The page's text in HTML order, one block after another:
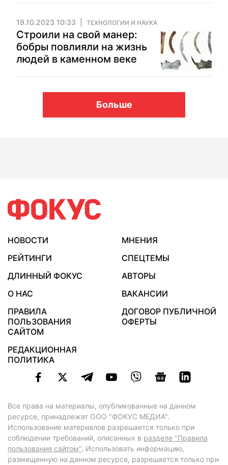
19.10.2023 10:33 ТЕХНОЛОГИИ И НАУКА
Строили на свой манер:
бобры повлияли на жизнь
людей в каменном веке
Больше
НОВОСТИ
МНЕНИЯ
РЕЙТИНГИ
СПЕЦТЕМЫ
ДЛИННЫЙ ФОКУС
АВТОРЫ
О НАС
ВАКАНСИИ
ПРАВИЛА
ПОЛЬЗОВАНИЯ
САЙТОМ
ДОГОВОР ПУБЛИЧНОЙ
ОФЕРТЫ
РЕДАКЦИОННАЯ
ПОЛИТИКА
Все права на материалы, опубликованные на данном
ресурсе, принадлежат ООО "ФОКУС МЕДИА".
Использование материалов разрешается только при
соблюдении требований, описанных в разделе "Правила
пользования сайтом". Использовать информацию,
размещенную на данном ресурсе, разрешается только при